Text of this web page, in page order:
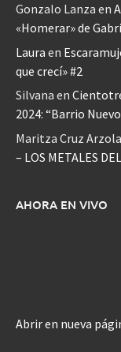
Gonzalo Lanza en
«Homerar» de
Laura en
que crecí» #2
Silvana en
2024: “Barrio
Maritza Cruz Arzola
– LOS METALES
AHORA EN VIVO
Abrir en nueva